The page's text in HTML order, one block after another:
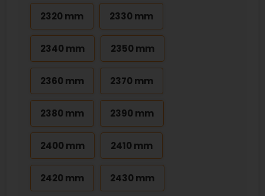
2320 mm 2330 mm
2340 mm 2350 mm
2360 mm 2370 mm
2380 mm 2390 mm
2400 mm 2410 mm
2420 mm 2430 mm